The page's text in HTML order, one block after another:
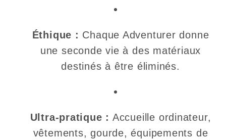
Éthique : Chaque Adventurer donne
une seconde vie à des matériaux
destinés à être éliminés.
Ultra-pratique : Accueille ordinateur,
vêtements, gourde, équipements de